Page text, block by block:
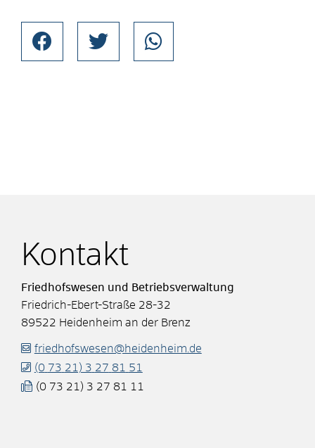
Kontakt
Friedhofswesen und Betriebsverwaltung
Friedrich-Ebert-Straße 28-32
89522 Heidenheim an der Brenz
friedhofswesen@heidenheim.de
(0 73 21) 3 27 81 51
(0 73 21) 3 27 81 11